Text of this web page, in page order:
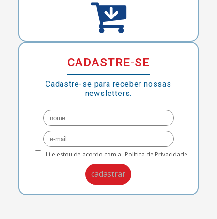
CADASTRE-SE
Cadastre-se para receber nossas
newsletters.
Li e estou de acordo com a Política de Privacidade.